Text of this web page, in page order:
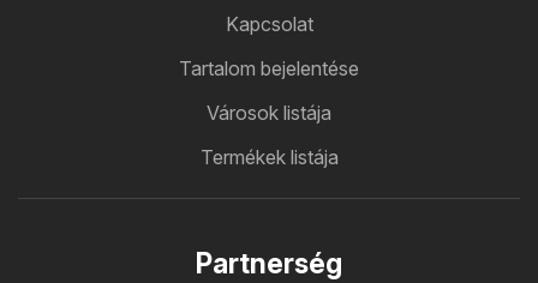
Kapcsolat
Tartalom bejelentése
Városok listája
Termékek listája
Partnerség